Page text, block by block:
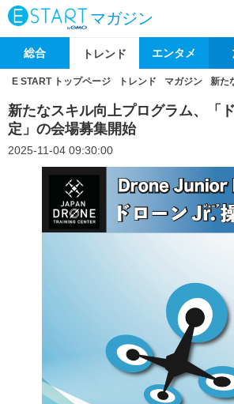
マガジン
総合 トレンド エンタメ
E START トップページ トレンド マガジン 新た
新たなスキル向上プログラム、「
定」の会場募集開始
2025-11-04 09:30:00